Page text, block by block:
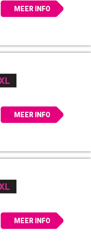
MEER INFO
MEER INFO
MEER INFO